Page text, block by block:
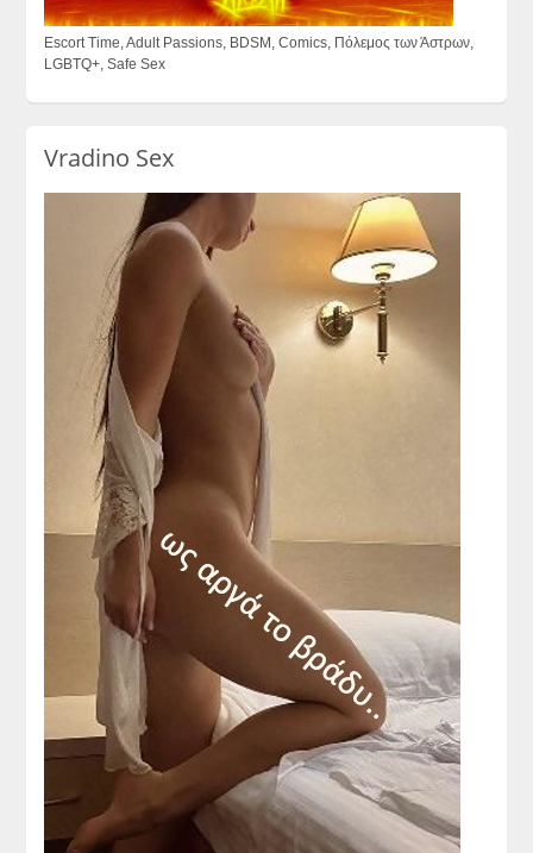
Escort Time, Adult Passions, BDSM, Comics, Πόλεμος των Άστρων,
LGBTQ+, Safe Sex
Vradino Sex